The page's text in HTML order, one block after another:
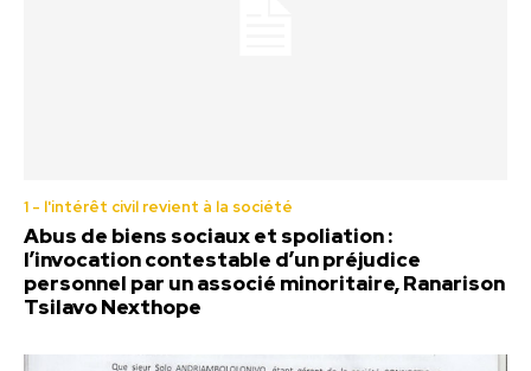
1 - l'intérêt civil revient à la société
Abus de biens sociaux et spoliation :
l’invocation contestable d’un préjudice
personnel par un associé minoritaire, Ranarison
Tsilavo Nexthope